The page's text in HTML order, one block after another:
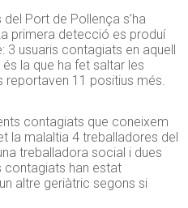
Port de Pollença s’ha
primera detecció es produí
usuaris contagiats en aquell
la que ha fet saltar les
reportaven 11 positius més.
contagiats que coneixem
la malaltia 4 treballadores del
treballadora social i dues
contagiats han estat
altre geriàtric segons si